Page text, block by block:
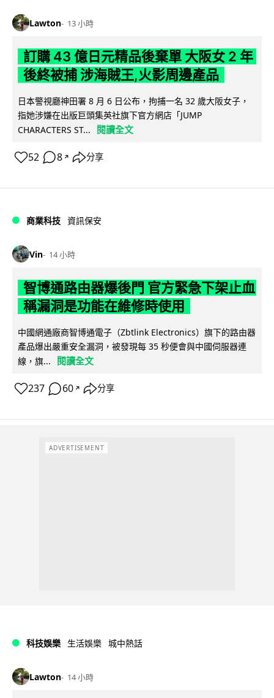
Lawton 13 小時
訂購 43 億日元精品後棄單 大阪女 2 年
後終被捕 涉海賊王,火影周邊產品
日本警視廳神田署 8 月 6 日公布，拘捕一名 32 歲大阪女子，
指她涉嫌在出版巨頭集英社旗下官方網店「JUMP
CHARACTERS ST...
閱讀全文
52 8 ↗ 分享
商業科技 資訊保安
Vin 14 小時
智博通路由器爆後門 官方緊急下架止血
稱漏洞是功能在維修時使用
中國網通廠商智博通電子（Zbtlink Electronics）旗下的路由器
產品爆出嚴重安全漏洞，被發現每 35 秒便會與中國伺服器連
線，旗...
閱讀全文
237 60 ↗ 分享
ADVERTISEMENT
科技娛樂 生活娛樂 城中熱話
Lawton 14 小時